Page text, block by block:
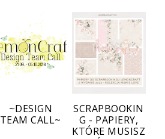
~DESIGN
TEAM CALL~
SCRAPBOOKIN
G - PAPIERY,
KTÓRE MUSISZ